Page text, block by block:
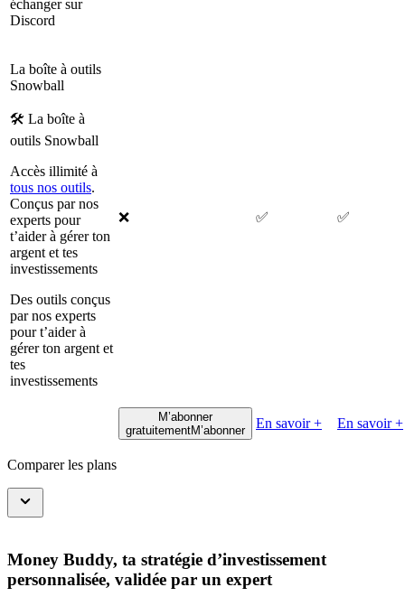
échanger sur
Discord
La boîte à outils
Snowball
🛠 La boîte à
outils Snowball
Accès illimité à
tous nos outils.
Conçus par nos
experts pour
t’aider à gérer ton
argent et tes
investissements
Des outils conçus
par nos experts
pour t’aider à
gérer ton argent et
tes
investissements
❌ ✅ ✅
M’abonner
gratuitementM’abonner En savoir + En savoir +
Comparer les plans
Money Buddy, ta stratégie d’investissement
personnalisée, validée par un expert